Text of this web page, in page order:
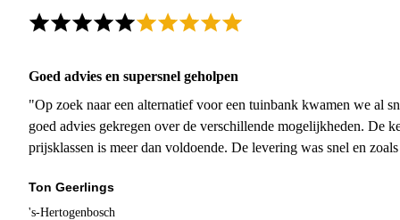
Goed advies en supersnel geholpen
"Op zoek naar een alternatief voor een tuinbank kwamen we al
goed advies gekregen over de verschillende mogelijkheden. De
prijsklassen is meer dan voldoende. De levering was snel en
Ton Geerlings
's-Hertogenbosch